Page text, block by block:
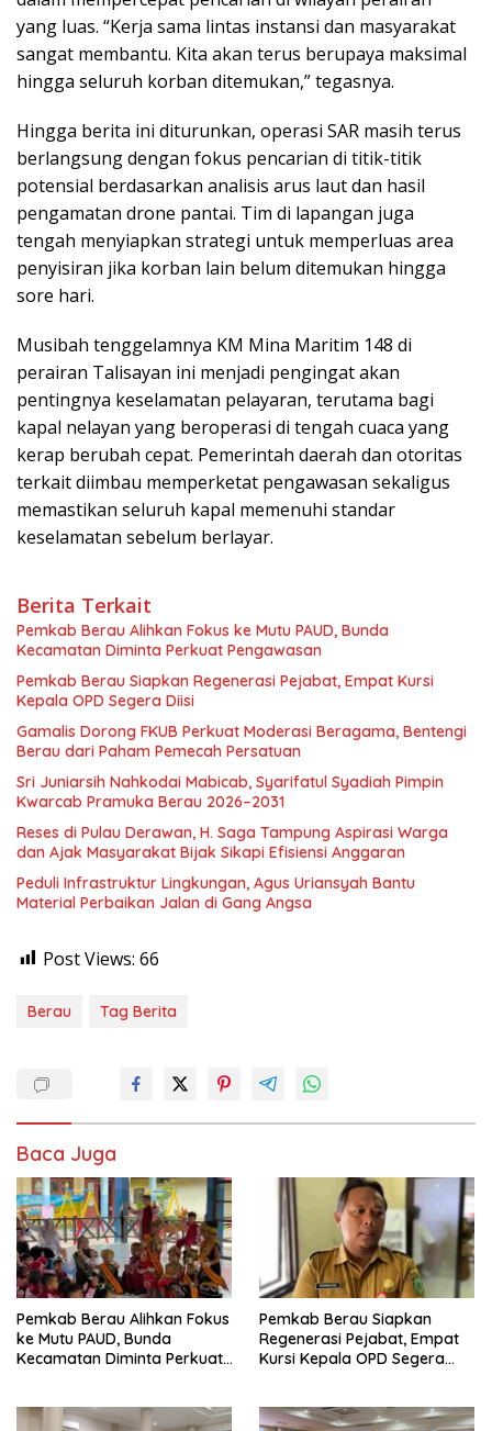
yang luas. “Kerja sama lintas instansi dan masyarakat
sangat membantu. Kita akan terus berupaya maksimal
hingga seluruh korban ditemukan,” tegasnya.
Hingga berita ini diturunkan, operasi SAR masih terus
berlangsung dengan fokus pencarian di titik-titik
potensial berdasarkan analisis arus laut dan hasil
pengamatan drone pantai. Tim di lapangan juga
tengah menyiapkan strategi untuk memperluas area
penyisiran jika korban lain belum ditemukan hingga
sore hari.
Musibah tenggelamnya KM Mina Maritim 148 di
perairan Talisayan ini menjadi pengingat akan
pentingnya keselamatan pelayaran, terutama bagi
kapal nelayan yang beroperasi di tengah cuaca yang
kerap berubah cepat. Pemerintah daerah dan otoritas
terkait diimbau memperketat pengawasan sekaligus
memastikan seluruh kapal memenuhi standar
keselamatan sebelum berlayar.
Berita Terkait
Pemkab Berau Alihkan Fokus ke Mutu PAUD, Bunda
Kecamatan Diminta Perkuat Pengawasan
Pemkab Berau Siapkan Regenerasi Pejabat, Empat Kursi
Kepala OPD Segera Diisi
Gamalis Dorong FKUB Perkuat Moderasi Beragama, Bentengi
Berau dari Paham Pemecah Persatuan
Sri Juniarsih Nahkodai Mabicab, Syarifatul Syadiah Pimpin
Kwarcab Pramuka Berau 2026–2031
Reses di Pulau Derawan, H. Saga Tampung Aspirasi Warga
dan Ajak Masyarakat Bijak Sikapi Efisiensi Anggaran
Peduli Infrastruktur Lingkungan, Agus Uriansyah Bantu
Material Perbaikan Jalan di Gang Angsa
Post Views: 66
Berau Tag Berita
Baca Juga
Pemkab Berau Alihkan Fokus
ke Mutu PAUD, Bunda
Kecamatan Diminta Perkuat
Pemkab Berau Siapkan
Regenerasi Pejabat, Empat
Kursi Kepala OPD Segera